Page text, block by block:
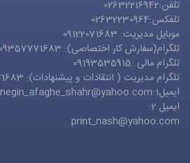
تلفن:02632216942
تلفکس:02632230964
موبایل مدیریت: 09122071683
تلگرام(سفارش کار اختصاصی): 09357771683
تلگرام مالی :09193535915
تلگرام مدیریت ( انتقادات و پیشنهادات): 09122071683
ایمیل1: negin_afaghe_shahr@yahoo.com
ایمیل 2:
print_nash@yahoo.com